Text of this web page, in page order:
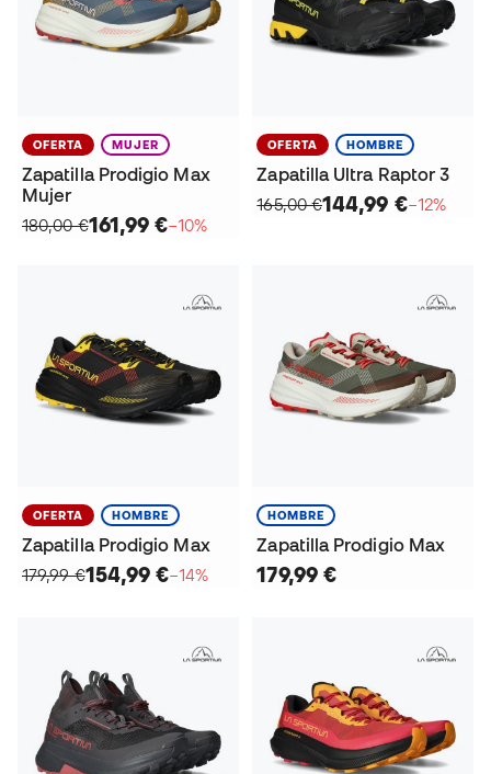
OFERTA MUJER
Zapatilla Prodigio Max
Mujer
180,00 €161,99 €−10%
OFERTA HOMBRE
Zapatilla Ultra Raptor 3
165,00 €144,99 €−12%
OFERTA HOMBRE
Zapatilla Prodigio Max
179,99 €154,99 €−14%
HOMBRE
Zapatilla Prodigio Max
179,99 €